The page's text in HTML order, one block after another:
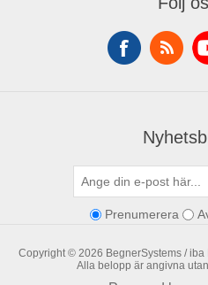
Prenumerera
Copyright © 2026 BegnerSystems /
Alla belopp är angivna